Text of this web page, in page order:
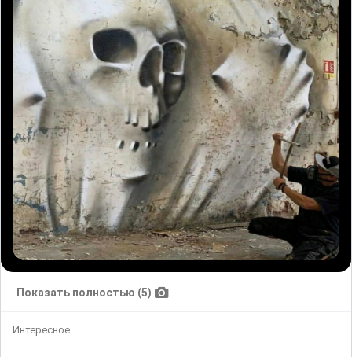
Показать полностью (5)
Интересное